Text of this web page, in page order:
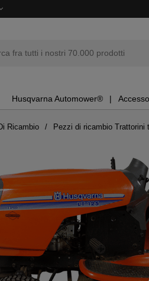
Husqvarna Automower®
Ricambio Pezzi di ricambio Trattorini